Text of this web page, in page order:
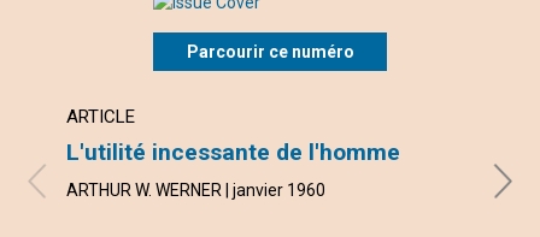
Parcourir ce numéro
ARTICLE
L'utilité incessante de l'homme
ARTHUR W. WERNER | janvier 1960